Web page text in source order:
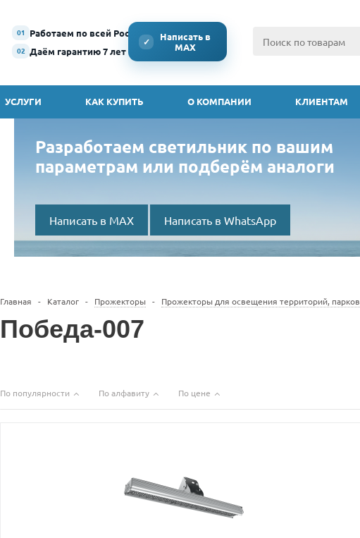
01 Работаем по всей России
02 Даём гарантию 7 лет
✓
Написать в
MAX
УСЛУГИ КАК КУПИТЬ О КОМПАНИИ КЛИЕНТАМ
Разработаем светильник по вашим
параметрам или подберём аналоги
Написать в MAX Написать в WhatsApp
Главная - Каталог - Прожекторы - Прожекторы для освещения территорий, парков
Победа-007
По популярности По алфавиту По цене